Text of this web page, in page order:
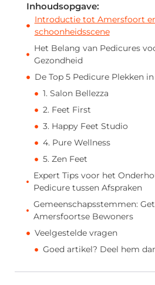
Inhoudsopgave:
Introductie tot Amersfoort
schoonheidsscene
Het Belang van Pedicures
Gezondheid
De Top 5 Pedicure Plekken
1. Salon Bellezza
2. Feet First
3. Happy Feet Studio
4. Pure Wellness
5. Zen Feet
Expert Tips voor het
Pedicure tussen Afspraken
Gemeenschapsstemmen:
Amersfoortse Bewoners
Veelgestelde vragen
Goed artikel? Deel hem